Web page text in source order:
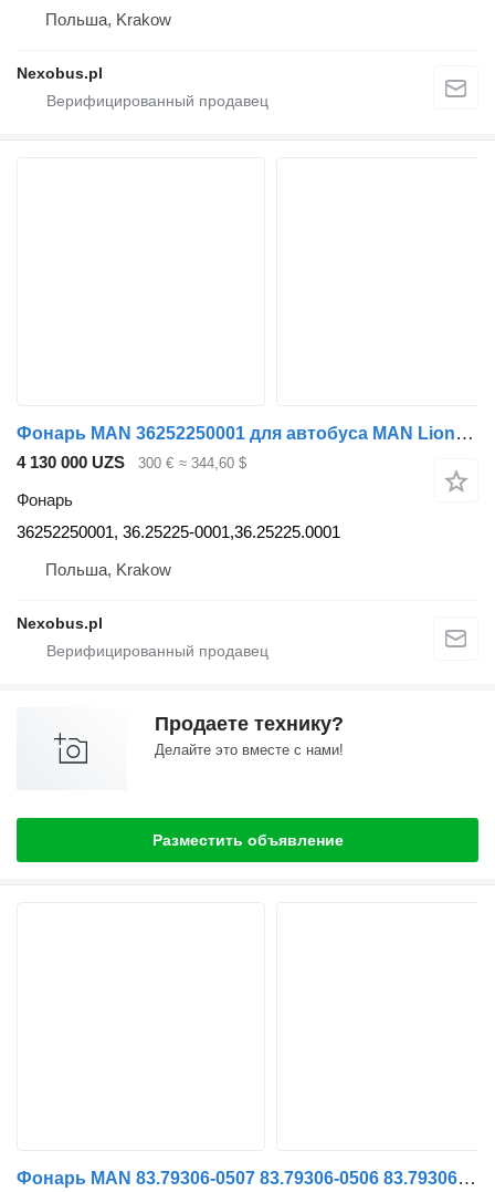
Польша, Krakow
Nexobus.pl
Фонарь MAN 36252250001 для автобуса MAN Lions Coach R07 R08 after 2018
4 130 000 UZS 300 € ≈ 344,60 $
Фонарь
36252250001, 36.25225-0001,36.25225.0001
Польша, Krakow
Nexobus.pl
Продаете технику?
Делайте это вместе с нами!
Разместить объявление
Фонарь MAN 83.79306-0507 83.79306-0506 83.79306-0504 83.79306-0505 83.79306-0508 для автобуса MAN LION'S COACH